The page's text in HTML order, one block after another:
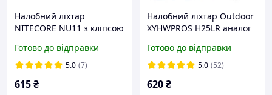
Налобний ліхтар
NITECORE NU11 з кліпсою
червоним світлом, 150
лм, акумулятор 600mAh,
Готово до відправки
5.0 (7)
615₴
Налобний ліхтар Outdoor
XYHWPROS H25LR аналог
червоного світла з
акумулятор 3500мАг
Готово до відправки
5.0 (52)
620₴